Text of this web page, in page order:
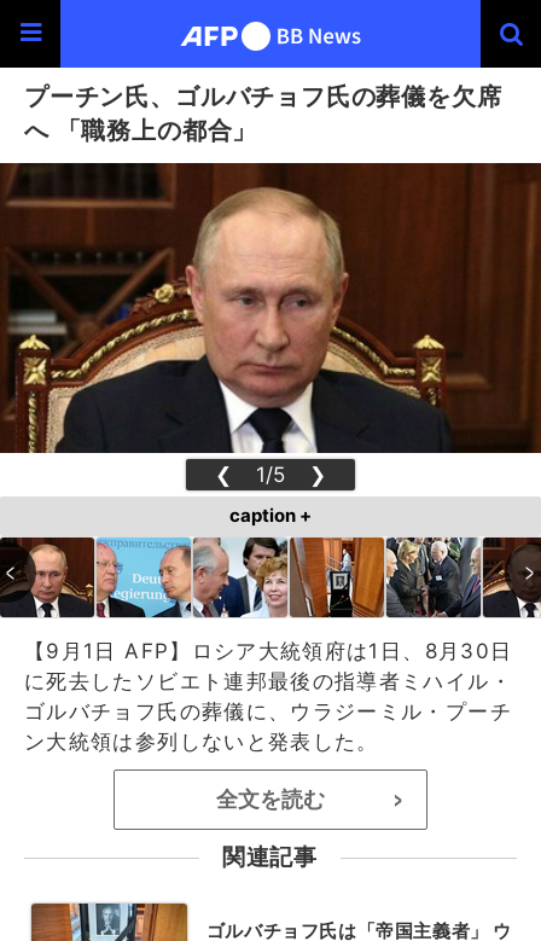
プーチン氏、ゴルバチョフ氏の葬儀を欠席
へ 「職務上の都合」
❮ 1/5 ❯
caption +
【9月1日 AFP】ロシア大統領府は1日、8月30日
に死去したソビエト連邦最後の指導者ミハイル・
ゴルバチョフ氏の葬儀に、ウラジーミル・プーチ
ン大統領は参列しないと発表した。
全文を読む >
関連記事
ゴルバチョフ氏は「帝国主義者」 ウ